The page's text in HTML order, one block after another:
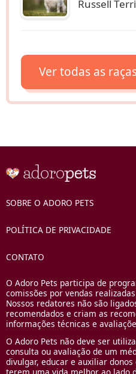
Russell
Ver todas as
SOBRE O ADORO PETS
POLÍTICA DE PRIVACIDADE
CONTATO
O Adoro Pets participa de
comissões por vendas
Nossos redatores não são
recomendados e criam as
informações técnicas e
O Adoro Pets não deve ser
consulta ou avaliação de um
divulgar, educar e auxiliar